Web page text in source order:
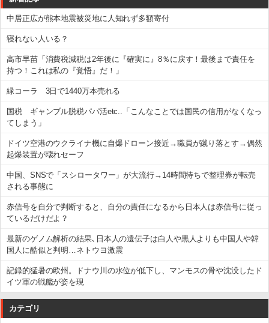
中居正広が熊本地震被災地に人知れず多額寄付
寝れない人いる？
高市早苗「消費税減税は2年後に『確実に』8％に戻す！最後まで責任を
持つ！これは私の『覚悟』だ！」
緑コーラ 3日で1440万本売れる
国税 ギャンブル脱税パパ活etc..「こんなことでは国民の信用がなくなっ
てしまう」
ドイツ空港のウクライナ機に自爆ドローン接近→職員が蹴り落とす→偶然
起爆装置が壊れセーフ
中国、SNSで「スシロータワー」が大流行→14時間待ちで整理券が転売
される事態に
赤信号を自分で判断すると、自分の責任になるから日本人は赤信号に従っ
ているだけだよ？
最新のゲノム解析の結果､日本人の遺伝子は白人や黒人よりも中国人や韓
国人に酷似と判明…ネトウヨ激震
記録的猛暑の欧州。ドナウ川の水位が低下し、マンモスの骨や沈没したド
イツ軍の戦艦が姿を現
カテゴリ